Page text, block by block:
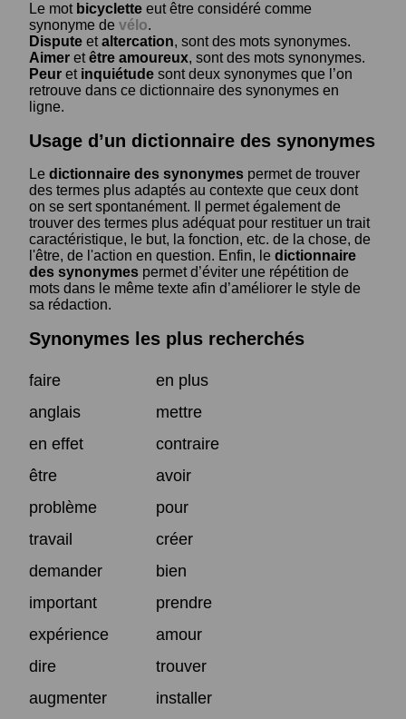
Le mot bicyclette eut être considéré comme
synonyme de vélo.
Dispute etaltercation, sont des mots synonymes.
Aimer etêtre amoureux, sont des mots synonymes.
Peur et inquiétude sont deux synonymes que l’on
retrouve dans ce dictionnaire des synonymes en
ligne.
Usage d’un dictionnaire des synonymes
Le dictionnaire des synonymes permet de trouver
des termes plus adaptés au contexte que ceux dont
on se sert spontanément. Il permet également de
trouver des termes plus adéquat pour restituer un trait
caractéristique, le but, la fonction, etc. de la chose, de
l'être, de l'action en question. Enfin, le dictionnaire
des synonymes permet d’éviter une répétition de
mots dans le même texte afin d’améliorer le style de
sa rédaction.
Synonymes les plus recherchés
faire
en plus
anglais
mettre
en effet
contraire
être
avoir
problème
pour
travail
créer
demander
bien
important
prendre
expérience
amour
dire
trouver
augmenter
installer